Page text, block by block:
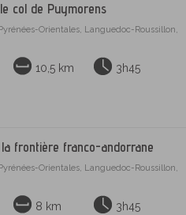
col de Puymorens
Orientales, Languedoc-Roussillon,
10,5 km 3h45
la frontière franco-andorrane
Orientales, Languedoc-Roussillon,
8 km 3h45